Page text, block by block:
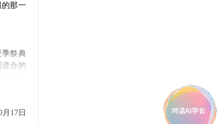
那一
季祭典
道合的
17日